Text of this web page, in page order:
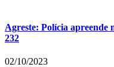
Agreste: Polícia apreende
232
02/10/2023